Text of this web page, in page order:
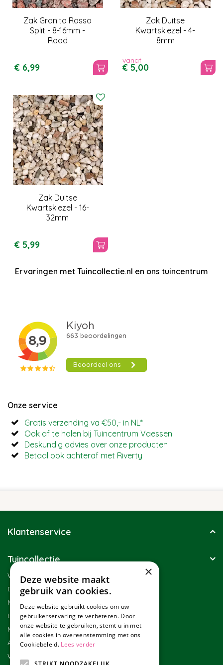
Zak Granito Rosso
Split - 8-16mm -
Rood
€ 6,99
Zak Duitse
Kwartskiezel - 4-
8mm
vanaf
€ 5,00
Zak Duitse
Kwartskiezel - 16-
32mm
€ 5,99
Ervaringen met Tuincollectie.nl en ons tuincentrum
Onze service
Gratis verzending va €50,- in NL*
Ook af te halen bij Tuincentrum Vaessen
Deskundig advies over onze producten
Betaal ook achteraf met Riverty
Klantenservice
Tuincollectie
Winkel
Duurzaamheid
Nieuwsbrief
Blog
Merken
Assortiment
Werken bij Tuincollectie
×
Deze website maakt
gebruik van cookies.
Deze website gebruikt cookies om uw
gebruikerservaring te verbeteren. Door
onze website te gebruiken, stemt u in met
alle cookies in overeenstemming met ons
Cookiebeleid. Lees verder